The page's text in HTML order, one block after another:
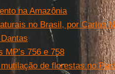
na Amazônia
no Brasil, por Carlos
MP’s 756 e 758
de florestas no